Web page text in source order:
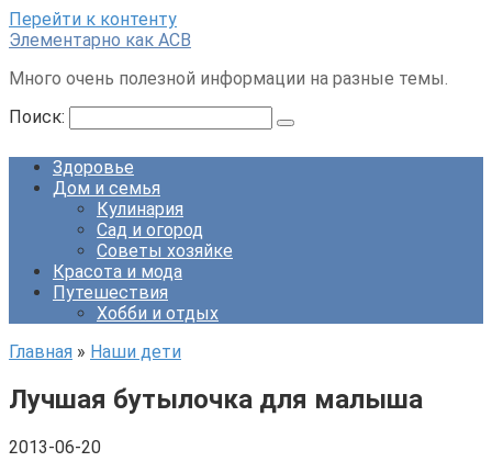
Перейти к контенту
Элементарно как ACB
Много очень полезной информации на разные темы.
Поиск:
Здоровье
Дом и семья
Кулинария
Сад и огород
Советы хозяйке
Красота и мода
Путешествия
Хобби и отдых
Главная » Наши дети
Лучшая бутылочка для малыша
2013-06-20